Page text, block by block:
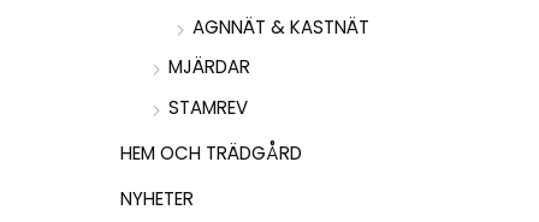
AGNNÄT & KASTNÄT
MJÄRDAR
STAMREV
HEM OCH TRÄDGÅRD
NYHETER